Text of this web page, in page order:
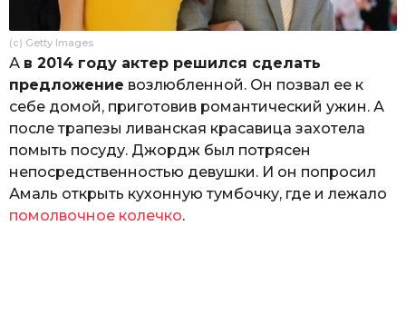
(c) Getty Images
А в 2014 году актер решился сделать
предложение возлюбленной. Он позвал ее к
себе домой, приготовив романтический ужин. А
после трапезы ливанская красавица захотела
помыть посуду. Джордж был потрясен
непосредственностью девушки. И он попросил
Амаль открыть кухонную тумбочку, где и лежало
помолвочное колечко.